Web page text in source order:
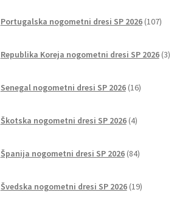
Portugalska nogometni dresi SP 2026 107
Republika Koreja nogometni dresi SP 2026 3
Senegal nogometni dresi SP 2026 16izdelkov
Škotska nogometni dresi SP 2026 4izdelki
Španija nogometni dresi SP 2026 84izdelkov
Švedska nogometni dresi SP 2026 19izdelkov